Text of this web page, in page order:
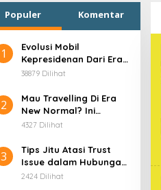
Populer Komentar
1
Evolusi Mobil
Kepresidenan Dari Era
Soekarno
38879 Dilihat
2
Mau Travelling Di Era
New Normal? Ini
Beberapa Hal Yang
Persiapkan!
4327 Dilihat
3
Tips Jitu Atasi Trust
Issue dalam Hubungan,
Dijamin Ampuh!
2424 Dilihat